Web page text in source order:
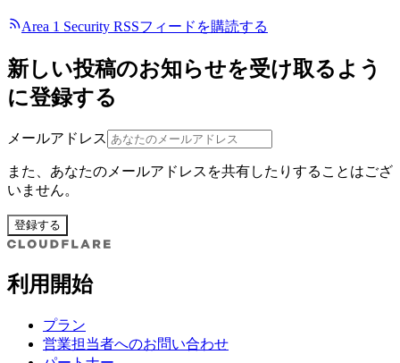
Area 1 Security RSSフィードを購読する
新しい投稿のお知らせを受け取るよう
に登録する
メールアドレス
また、あなたのメールアドレスを共有したりすることはござ
いません。
登録する
利用開始
プラン
営業担当者へのお問い合わせ